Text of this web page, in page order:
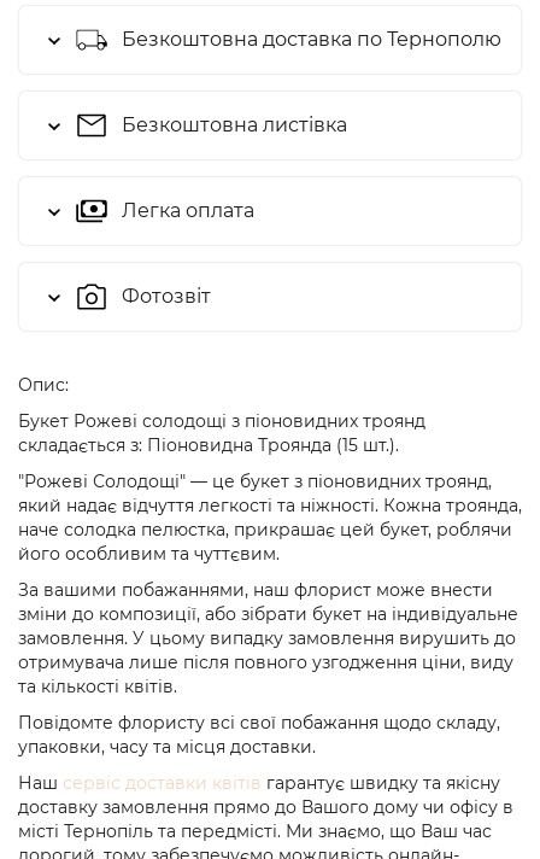
Безкоштовна доставка по Тернополю
Безкоштовна листівка
Легка оплата
Фотозвіт
Опис:
Букет Рожеві солодощі з піоновидних троянд
складається з: Піоновидна Троянда (15 шт.).
"Рожеві Солодощі" — це букет з піоновидних троянд,
який надає відчуття легкості та ніжності. Кожна троянда,
наче солодка пелюстка, прикрашає цей букет, роблячи
його особливим та чуттєвим.
За вашими побажаннями, наш флорист може внести
зміни до композиції, або зібрати букет на індивідуальне
замовлення. У цьому випадку замовлення вирушить до
отримувача лише після повного узгодження ціни, виду
та кількості квітів.
Повідомте флористу всі свої побажання щодо складу,
упаковки, часу та місця доставки.
Наш сервіс доставки квітів гарантує швидку та якісну
доставку замовлення прямо до Вашого дому чи офісу в
місті Тернопіль та передмісті. Ми знаємо, що Ваш час